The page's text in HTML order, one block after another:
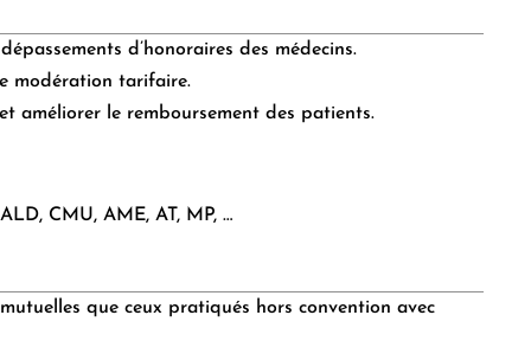
d’honoraires des médecins.
modération tarifaire.
améliorer le remboursement des patients.
CMU, AME, AT, MP, …
que ceux pratiqués hors convention avec